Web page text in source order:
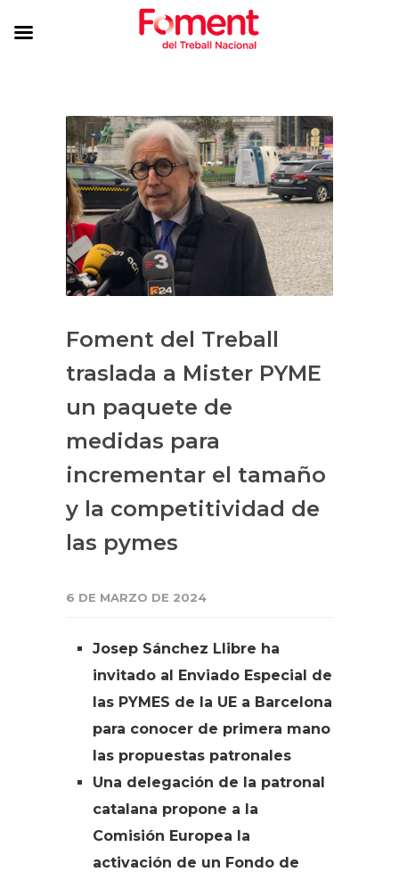
Foment del Treball
traslada a Mister PYME
un paquete de
medidas para
incrementar el tamaño
y la competitividad de
las pymes
6 DE MARZO DE 2024
Josep Sánchez Llibre ha
invitado al Enviado Especial de
las PYMES de la UE a Barcelona
para conocer de primera mano
las propuestas patronales
Una delegación de la patronal
catalana propone a la
Comisión Europea la
activación de un Fondo de